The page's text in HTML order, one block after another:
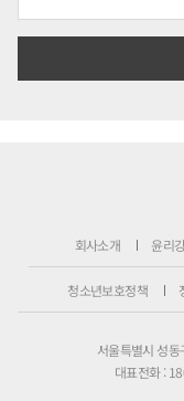
회사소개 윤리
청소년보호정책
서울특별시 성
대표전화 :